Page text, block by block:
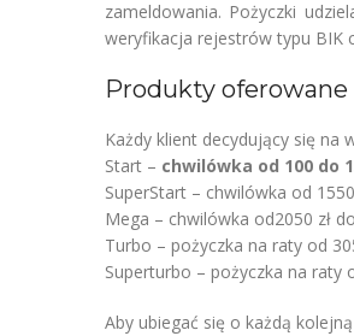
zameldowania. Pożyczki
weryfikacja rejestrów typu BIK
Produkty oferowane
Każdy klient decydujący się na
Start – chwilówka od 100 do
SuperStart – chwilówka od
Mega – chwilówka od2050 zł
Turbo – pożyczka na raty od
Superturbo – pożyczka na raty
Aby ubiegać się o każdą